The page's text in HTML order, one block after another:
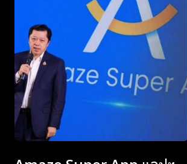
Subscribe now
To access
Subscribe now
To access